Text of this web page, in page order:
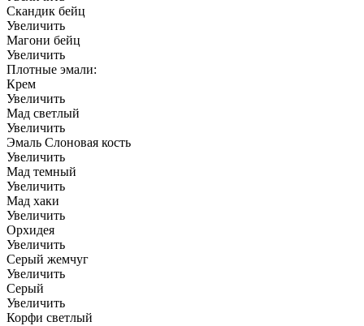
Скандик бейц
Увеличить
Магони бейц
Увеличить
Плотные эмали:
Крем
Увеличить
Мад светлый
Увеличить
Эмаль Слоновая кость
Увеличить
Мад темный
Увеличить
Мад хаки
Увеличить
Орхидея
Увеличить
Серый жемчуг
Увеличить
Серый
Увеличить
Корфи светлый